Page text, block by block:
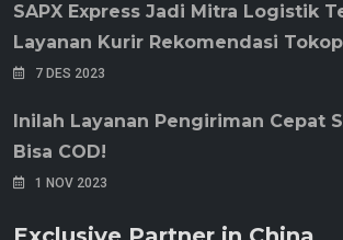
SAPX Express Jadi Mitra Logistik
Layanan Kurir Rekomendasi
7 DES 2023
Inilah Layanan Pengiriman Cepat
Bisa COD!
1 NOV 2023